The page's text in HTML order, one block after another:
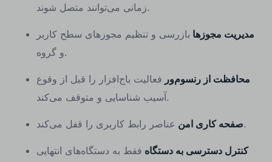
زمانی می‌توانند متصل شوند.
مدیریت مجوزها بازرسی و تنظیم مجوزهای سطح کاربر
و گروه.
محافظت از رنسوم‌ور فعالیت باج‌افزار را قبل از وقوع
آسیب شناسایی و متوقف می‌کند.
صفحه کاری امنعناصر رابط کاربری را قفل می‌کند.
کنترل دسترسی به دستگاه فقط به دستگاه‌های انتهایی